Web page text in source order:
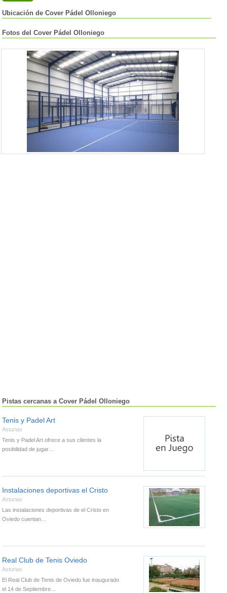
Ubicación de Cover Pádel Olloniego
Fotos del Cover Pádel Olloniego
Pistas cercanas a Cover Pádel Olloniego
Tenis y Padel Art
Asturias
Tenis y Padel Art ofrece a sus clientes la
posibilidad de jugar…
Instalaciones deportivas el Cristo
Asturias
Las instalaciones deportivas de el Cristo en
Oviedo cuentan…
Real Club de Tenis Oviedo
Asturias
El Real Club de Tenis de Oviedo fue inaugurado
el 14 de Septiembre…